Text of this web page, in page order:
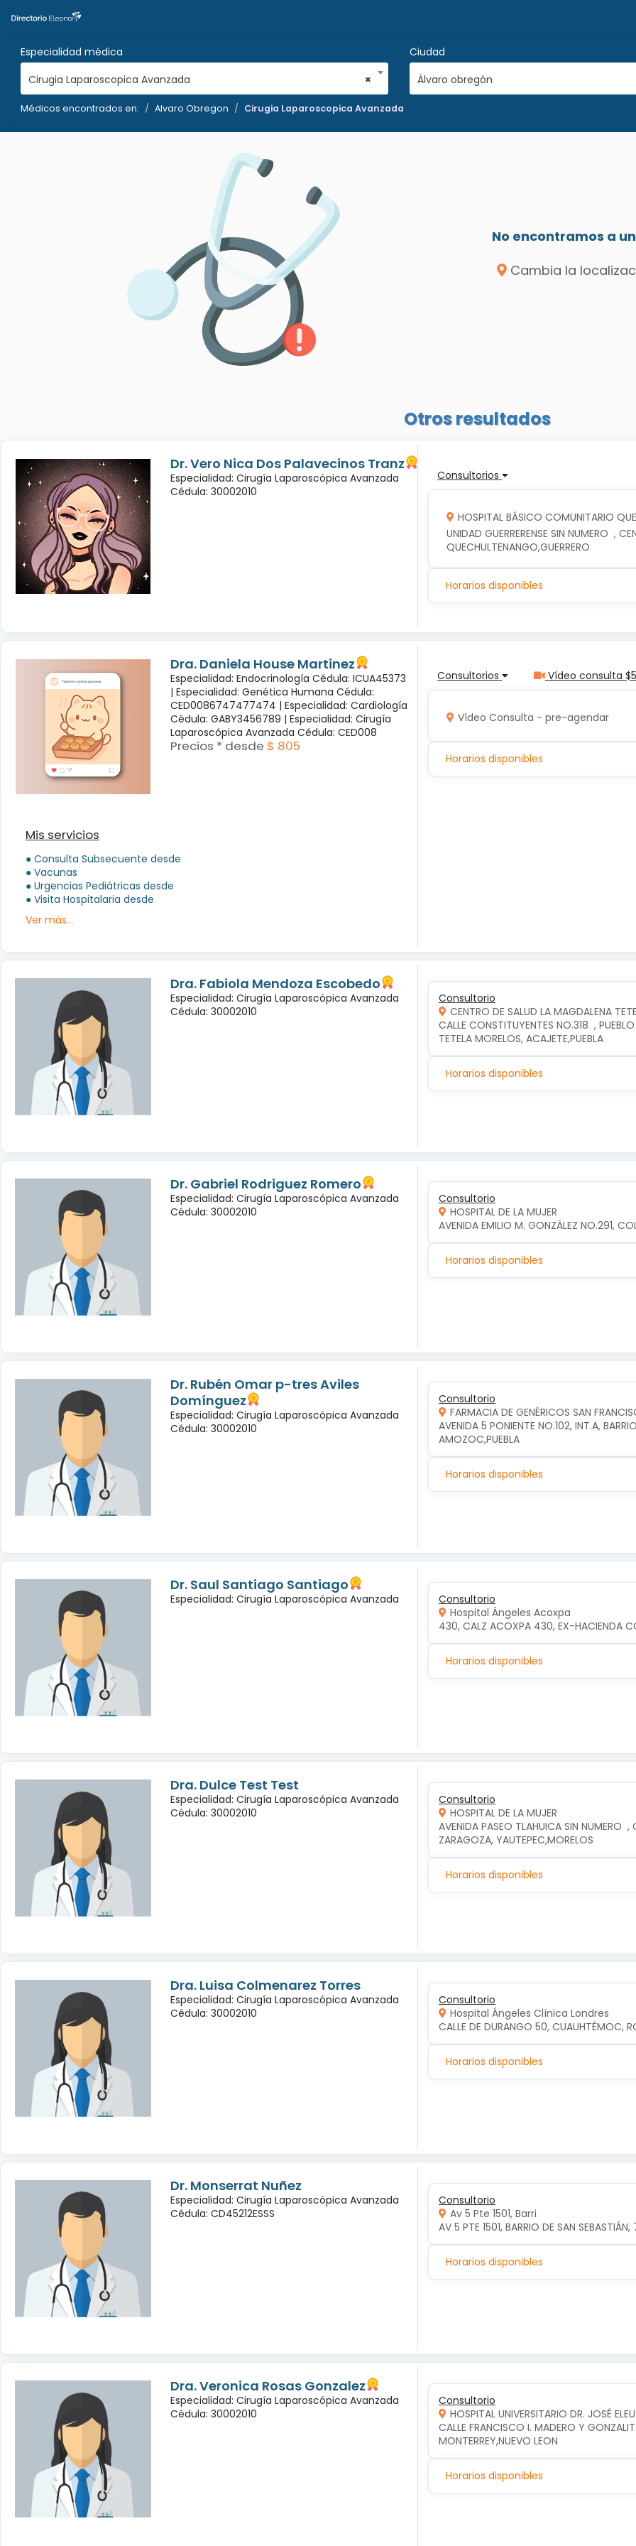
Especialidad médica
×
Cirugia Laparoscopica Avanzada
Ciudad
Álvaro obregón
Médicos encontrados en: Alvaro Obregon Cirugia Laparoscopica Avanzada
No encontramos a
Cambia la
Otros resultados
Dr. Vero Nica Dos Palavecinos Tranz
Especialidad: Cirugía Laparoscópica Avanzada
Cédula: 30002010
Consultorios
HOSPITAL BÁSICO COMUNITARIO
UNIDAD GUERRERENSE SIN NUMERO  ,
QUECHULTENANGO,GUERRERO
Horarios disponibles
Dra. Daniela House Martinez
Especialidad: Endocrinología Cédula: ICUA45373
| Especialidad: Genética Humana Cédula:
CED0086747477474 | Especialidad: Cardiología
Cédula: GABY3456789 | Especialidad: Cirugía
Laparoscópica Avanzada Cédula: CED008
Precios * desde $ 805
Mis servicios
● Consulta Subsecuente desde
● Vacunas
● Urgencias Pediátricas desde
● Visita Hospitalaria desde
Ver más...
Consultorios Vídeo consulta
Vídeo Consulta - pre-agendar
Horarios disponibles
Dra. Fabiola Mendoza Escobedo
Especialidad: Cirugía Laparoscópica Avanzada
Cédula: 30002010
Consultorio
CENTRO DE SALUD LA MAGDALENA
CALLE CONSTITUYENTES NO.318  ,
TETELA MORELOS, ACAJETE,PUEBLA
Horarios disponibles
Dr. Gabriel Rodriguez Romero
Especialidad: Cirugía Laparoscópica Avanzada
Cédula: 30002010
Consultorio
HOSPITAL DE LA MUJER
AVENIDA EMILIO M. GONZÁLEZ NO.291,
Horarios disponibles
Dr. Rubén Omar p-tres Aviles
Domínguez
Especialidad: Cirugía Laparoscópica Avanzada
Cédula: 30002010
Consultorio
FARMACIA DE GENÉRICOS SAN
AVENIDA 5 PONIENTE NO.102, INT.A,
AMOZOC,PUEBLA
Horarios disponibles
Dr. Saul Santiago Santiago
Especialidad: Cirugía Laparoscópica Avanzada
Consultorio
Hospital Ángeles Acoxpa
430, CALZ ACOXPA 430, EX-HACIENDA
Horarios disponibles
Dra. Dulce Test Test
Especialidad: Cirugía Laparoscópica Avanzada
Cédula: 30002010
Consultorio
HOSPITAL DE LA MUJER
AVENIDA PASEO TLAHUICA SIN NUMERO
ZARAGOZA, YAUTEPEC,MORELOS
Horarios disponibles
Dra. Luisa Colmenarez Torres
Especialidad: Cirugía Laparoscópica Avanzada
Cédula: 30002010
Consultorio
Hospital Ángeles Clínica Londres
CALLE DE DURANGO 50, CUAUHTÉMOC,
Horarios disponibles
Dr. Monserrat Nuñez
Especialidad: Cirugía Laparoscópica Avanzada
Cédula: CD45212ESSS
Consultorio
Av 5 Pte 1501, Barri
AV 5 PTE 1501, BARRIO DE SAN
Horarios disponibles
Dra. Veronica Rosas Gonzalez
Especialidad: Cirugía Laparoscópica Avanzada
Cédula: 30002010
Consultorio
HOSPITAL UNIVERSITARIO DR. JOSÉ
CALLE FRANCISCO I. MADERO Y
MONTERREY,NUEVO LEON
Horarios disponibles